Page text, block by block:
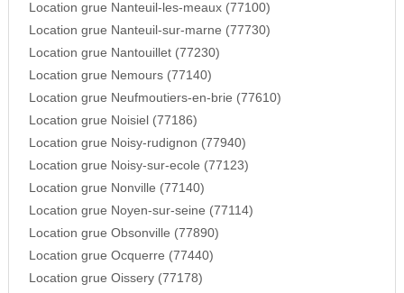
Location grue Nanteuil-les-meaux (77100)
Location grue Nanteuil-sur-marne (77730)
Location grue Nantouillet (77230)
Location grue Nemours (77140)
Location grue Neufmoutiers-en-brie (77610)
Location grue Noisiel (77186)
Location grue Noisy-rudignon (77940)
Location grue Noisy-sur-ecole (77123)
Location grue Nonville (77140)
Location grue Noyen-sur-seine (77114)
Location grue Obsonville (77890)
Location grue Ocquerre (77440)
Location grue Oissery (77178)